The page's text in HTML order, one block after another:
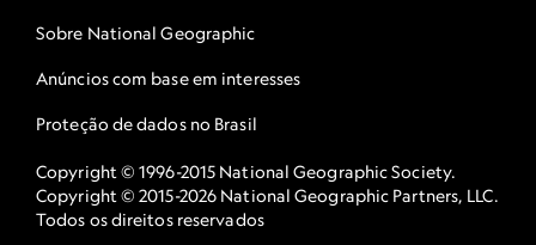
Sobre National Geographic
Anúncios com base em interesses
Proteção de dados no Brasil
Copyright © 1996-2015 National Geographic Society.
Copyright © 2015-2026 National Geographic Partners, LLC.
Todos os direitos reservados